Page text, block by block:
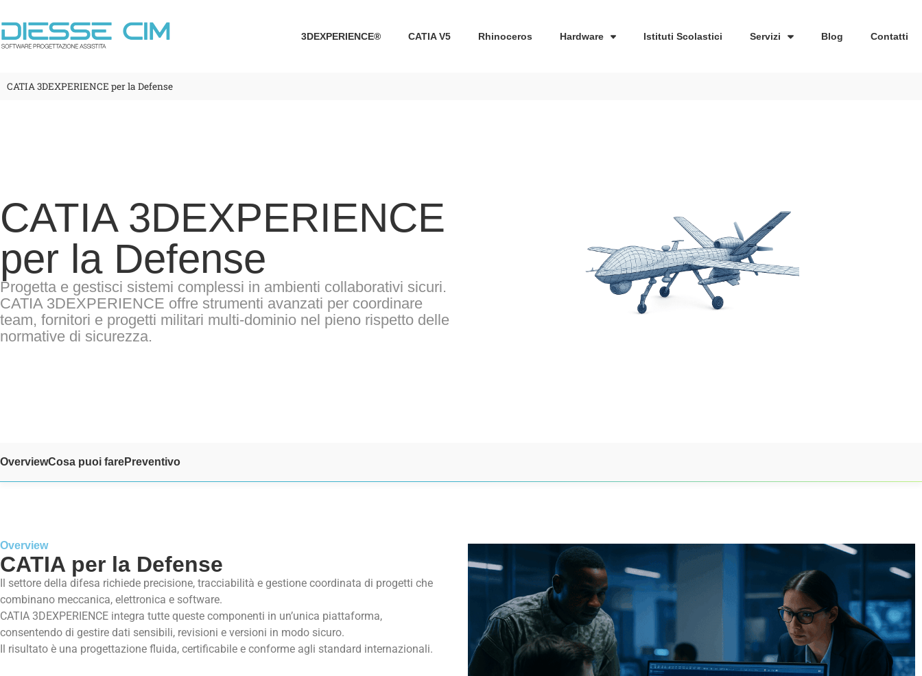
3DEXPERIENCE® CATIA V5 Rhinoceros Hardware Istituti Scolastici Servizi Blog Contatti
CATIA 3DEXPERIENCE per la Defense
CATIA 3DEXPERIENCE
per la Defense
Progetta e gestisci sistemi complessi in ambienti collaborativi sicuri.
CATIA 3DEXPERIENCE offre strumenti avanzati per coordinare
team, fornitori e progetti militari multi-dominio nel pieno rispetto delle
normative di sicurezza.
OverviewCosa puoi farePreventivo
Overview
CATIA per la Defense
Il settore della difesa richiede precisione, tracciabilità e gestione coordinata di progetti che
combinano meccanica, elettronica e software.
CATIA 3DEXPERIENCE integra tutte queste componenti in un’unica piattaforma,
consentendo di gestire dati sensibili, revisioni e versioni in modo sicuro.
Il risultato è una progettazione fluida, certificabile e conforme agli standard internazionali.